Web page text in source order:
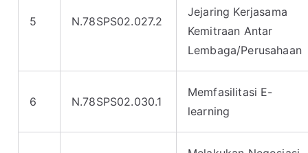
5 N.78SPS02.027.2
Jejaring Kerjasama
Kemitraan Antar
Lembaga/Perusahaan
6 N.78SPS02.030.1
Memfasilitasi E-
learning